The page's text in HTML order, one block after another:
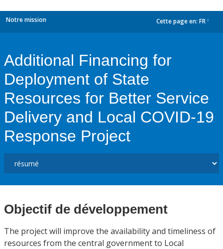
Notre mission Cette page en: FR
Additional Financing for
Deployment of State
Resources for Better Service
Delivery and Local COVID-19
Response Project
Objectif de développement
The project will improve the availability and timeliness of
resources from the central government to Local